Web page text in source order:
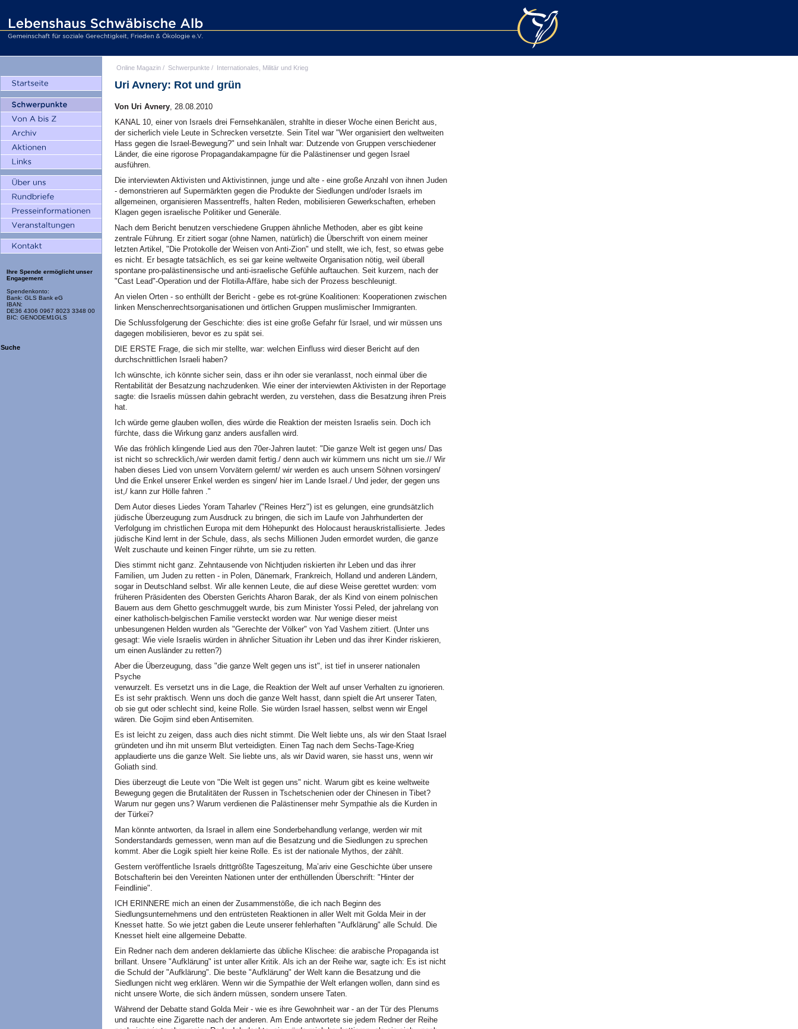
Ihre Spende ermöglicht unser
Engagement
Spendenkonto:
Bank: GLS Bank eG
IBAN:
DE36 4306 0967 8023 3348 00
BIC: GENODEM1GLS
Suche
Online Magazin / Schwerpunkte / Internationales, Militär und Krieg
Uri Avnery: Rot und grün
Von Uri Avnery, 28.08.2010
KANAL 10, einer von Israels drei Fernsehkanälen, strahlte in dieser Woche einen Bericht aus,
der sicherlich viele Leute in Schrecken versetzte. Sein Titel war "Wer organisiert den weltweiten
Hass gegen die Israel-Bewegung?" und sein Inhalt war: Dutzende von Gruppen verschiedener
Länder, die eine rigorose Propagandakampagne für die Palästinenser und gegen Israel
ausführen.
Die interviewten Aktivisten und Aktivistinnen, junge und alte - eine große Anzahl von ihnen Juden
- demonstrieren auf Supermärkten gegen die Produkte der Siedlungen und/oder Israels im
allgemeinen, organisieren Massentreffs, halten Reden, mobilisieren Gewerkschaften, erheben
Klagen gegen israelische Politiker und Generäle.
Nach dem Bericht benutzen verschiedene Gruppen ähnliche Methoden, aber es gibt keine
zentrale Führung. Er zitiert sogar (ohne Namen, natürlich) die Überschrift von einem meiner
letzten Artikel, "Die Protokolle der Weisen von Anti-Zion" und stellt, wie ich, fest, so etwas gebe
es nicht. Er besagte tatsächlich, es sei gar keine weltweite Organisation nötig, weil überall
spontane pro-palästinensische und anti-israelische Gefühle auftauchen. Seit kurzem, nach der
"Cast Lead"-Operation und der Flotilla-Affäre, habe sich der Prozess beschleunigt.
An vielen Orten - so enthüllt der Bericht - gebe es rot-grüne Koalitionen: Kooperationen zwischen
linken Menschenrechtsorganisationen und örtlichen Gruppen muslimischer Immigranten.
Die Schlussfolgerung der Geschichte: dies ist eine große Gefahr für Israel, und wir müssen uns
dagegen mobilisieren, bevor es zu spät sei.
DIE ERSTE Frage, die sich mir stellte, war: welchen Einfluss wird dieser Bericht auf den
durchschnittlichen Israeli haben?
Ich wünschte, ich könnte sicher sein, dass er ihn oder sie veranlasst, noch einmal über die
Rentabilität der Besatzung nachzudenken. Wie einer der interviewten Aktivisten in der Reportage
sagte: die Israelis müssen dahin gebracht werden, zu verstehen, dass die Besatzung ihren Preis
hat.
Ich würde gerne glauben wollen, dies würde die Reaktion der meisten Israelis sein. Doch ich
fürchte, dass die Wirkung ganz anders ausfallen wird.
Wie das fröhlich klingende Lied aus den 70er-Jahren lautet: "Die ganze Welt ist gegen uns/ Das
ist nicht so schrecklich,/wir werden damit fertig./ denn auch wir kümmern uns nicht um sie.// Wir
haben dieses Lied von unsern Vorvätern gelernt/ wir werden es auch unsern Söhnen vorsingen/
Und die Enkel unserer Enkel werden es singen/ hier im Lande Israel./ Und jeder, der gegen uns
ist,/ kann zur Hölle fahren ."
Dem Autor dieses Liedes Yoram Taharlev ("Reines Herz") ist es gelungen, eine grundsätzlich
jüdische Überzeugung zum Ausdruck zu bringen, die sich im Laufe von Jahrhunderten der
Verfolgung im christlichen Europa mit dem Höhepunkt des Holocaust herauskristallisierte. Jedes
jüdische Kind lernt in der Schule, dass, als sechs Millionen Juden ermordet wurden, die ganze
Welt zuschaute und keinen Finger rührte, um sie zu retten.
Dies stimmt nicht ganz. Zehntausende von Nichtjuden riskierten ihr Leben und das ihrer
Familien, um Juden zu retten - in Polen, Dänemark, Frankreich, Holland und anderen Ländern,
sogar in Deutschland selbst. Wir alle kennen Leute, die auf diese Weise gerettet wurden: vom
früheren Präsidenten des Obersten Gerichts Aharon Barak, der als Kind von einem polnischen
Bauern aus dem Ghetto geschmuggelt wurde, bis zum Minister Yossi Peled, der jahrelang von
einer katholisch-belgischen Familie versteckt worden war. Nur wenige dieser meist
unbesungenen Helden wurden als "Gerechte der Völker" von Yad Vashem zitiert. (Unter uns
gesagt: Wie viele Israelis würden in ähnlicher Situation ihr Leben und das ihrer Kinder riskieren,
um einen Ausländer zu retten?)
Aber die Überzeugung, dass "die ganze Welt gegen uns ist", ist tief in unserer nationalen
Psyche
verwurzelt. Es versetzt uns in die Lage, die Reaktion der Welt auf unser Verhalten zu ignorieren.
Es ist sehr praktisch. Wenn uns doch die ganze Welt hasst, dann spielt die Art unserer Taten,
ob sie gut oder schlecht sind, keine Rolle. Sie würden Israel hassen, selbst wenn wir Engel
wären. Die Gojim sind eben Antisemiten.
Es ist leicht zu zeigen, dass auch dies nicht stimmt. Die Welt liebte uns, als wir den Staat Israel
gründeten und ihn mit unserm Blut verteidigten. Einen Tag nach dem Sechs-Tage-Krieg
applaudierte uns die ganze Welt. Sie liebte uns, als wir David waren, sie hasst uns, wenn wir
Goliath sind.
Dies überzeugt die Leute von "Die Welt ist gegen uns" nicht. Warum gibt es keine weltweite
Bewegung gegen die Brutalitäten der Russen in Tschetschenien oder der Chinesen in Tibet?
Warum nur gegen uns? Warum verdienen die Palästinenser mehr Sympathie als die Kurden in
der Türkei?
Man könnte antworten, da Israel in allem eine Sonderbehandlung verlange, werden wir mit
Sonderstandards gemessen, wenn man auf die Besatzung und die Siedlungen zu sprechen
kommt. Aber die Logik spielt hier keine Rolle. Es ist der nationale Mythos, der zählt.
Gestern veröffentliche Israels drittgrößte Tageszeitung, Ma’ariv eine Geschichte über unsere
Botschafterin bei den Vereinten Nationen unter der enthüllenden Überschrift: "Hinter der
Feindlinie".
ICH ERINNERE mich an einen der Zusammenstöße, die ich nach Beginn des
Siedlungsunternehmens und den entrüsteten Reaktionen in aller Welt mit Golda Meir in der
Knesset hatte. So wie jetzt gaben die Leute unserer fehlerhaften "Aufklärung" alle Schuld. Die
Knesset hielt eine allgemeine Debatte.
Ein Redner nach dem anderen deklamierte das übliche Klischee: die arabische Propaganda ist
brillant. Unsere "Aufklärung" ist unter aller Kritik. Als ich an der Reihe war, sagte ich: Es ist nicht
die Schuld der "Aufklärung". Die beste "Aufklärung" der Welt kann die Besatzung und die
Siedlungen nicht weg erklären. Wenn wir die Sympathie der Welt erlangen wollen, dann sind es
nicht unsere Worte, die sich ändern müssen, sondern unsere Taten.
Während der Debatte stand Golda Meir - wie es ihre Gewohnheit war - an der Tür des Plenums
und rauchte eine Zigarette nach der anderen. Am Ende antwortete sie jedem Redner der Reihe